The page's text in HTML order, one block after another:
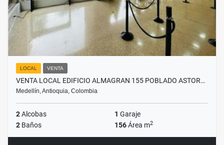
LOCAL VENTA
VENTA LOCAL EDIFICIO ALMAGRAN 155 POBLADO ASTOR…
Medellín, Antioquia, Colombia
2Alcobas 1 Garaje
2 Baños 156Área m2